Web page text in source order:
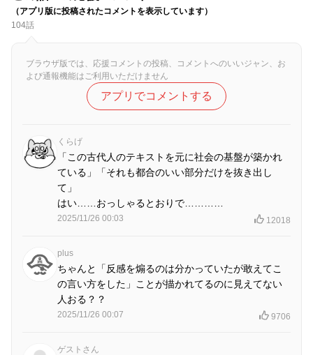
（アプリ版に投稿されたコメントを表示しています）
104話
ブラウザ版では、応援コメントの投稿、コメントへのいいジャン、お
よび通報機能はご利用いただけません
アプリでコメントする
くらげ
「この古代人のテキストを元に社会の基盤が築かれ
ている」「それも都合のいい部分だけを抜き出し
て」
はい……おっしゃるとおりで…………
2025/11/26 00:03 12018
plus
ちゃんと「反感を煽るのは分かっていたが敢えてこ
の言い方をした」ことが描かれてるのに見えてない
人おる？？
2025/11/26 00:07 9706
ゲストさん